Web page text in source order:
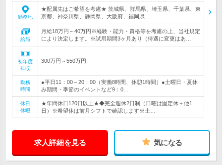
勤務地
★配属先はご希望を考慮★ 茨城県、群馬県、埼玉県、千葉県、東
京都、神奈川県、静岡県、大阪府、福岡県…
給与
月給18万円～40万円※経験・能力・資格等を考慮の上、当社規定
により決定します。※試用期間3ヶ月あり（待遇に変更はあ…
初年度
年収
300万円～550万円
勤務
時間
●平日11：00～20：00（実働8時間、休憩1時間）●土曜日・夏休
み期間・季節のイベントなど9：0…
休日
休暇
★年間休日120日以上★◆完全週休2日制（日曜は固定休＋他1
日）※希望休は前月シフトで確認します※土…
求人詳細を見る 気になる